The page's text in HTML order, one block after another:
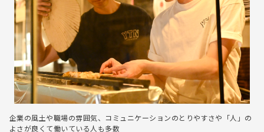
企業の風土や職場の雰囲気、コミュニケーションのとりやすさや「人」の
よさが良くて働いている人も多数